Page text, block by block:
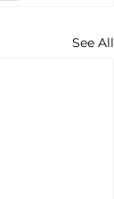
See All